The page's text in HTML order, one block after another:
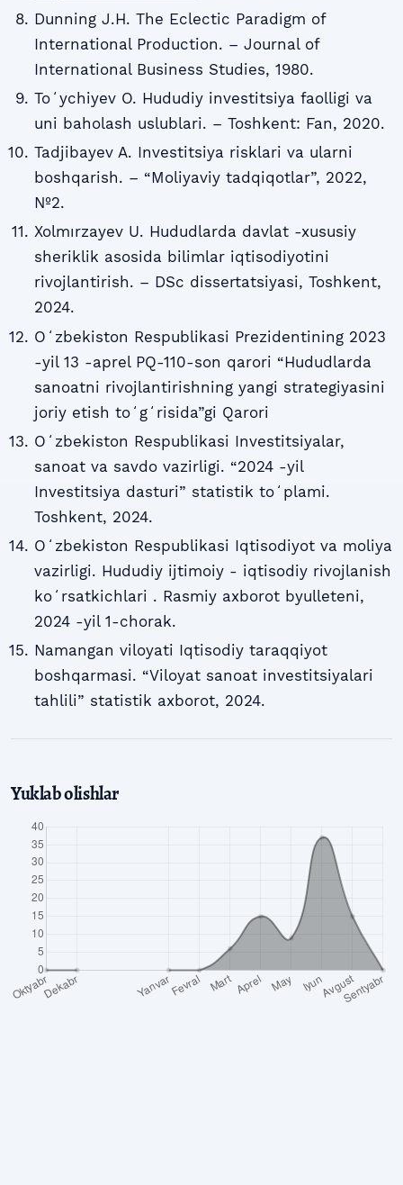
Dunning J.H. The Eclectic Paradigm of
International Production. – Journal of
International Business Studies, 1980.
Toʻychiyev O. Hududiy investitsiya faolligi va
uni baholash uslublari. – Toshkent: Fan, 2020.
Tadjibayev A. Investitsiya risklari va ularni
boshqarish. – “Moliyaviy tadqiqotlar”, 2022,
№2.
Xolmırzayev U. Hududlarda davlat -xususiy
sheriklik asosida bilimlar iqtisodiyotini
rivojlantirish. – DSc dissertatsiyasi, Toshkent,
2024.
Oʻzbekiston Respublikasi Prezidentining 2023
-yil 13 -aprel PQ-110-son qarori “Hududlarda
sanoatni rivojlantirishning yangi strategiyasini
joriy etish toʻgʻrisida”gi Qarori
Oʻzbekiston Respublikasi Investitsiyalar,
sanoat va savdo vazirligi. “2024 -yil
Investitsiya dasturi” statistik toʻplami.
Toshkent, 2024.
Oʻzbekiston Respublikasi Iqtisodiyot va moliya
vazirligi. Hududiy ijtimoiy - iqtisodiy rivojlanish
koʻrsatkichlari . Rasmiy axborot byulleteni,
2024 -yil 1-chorak.
Namangan viloyati Iqtisodiy taraqqiyot
boshqarmasi. “Viloyat sanoat investitsiyalari
tahlili” statistik axborot, 2024.
Yuklab olishlar